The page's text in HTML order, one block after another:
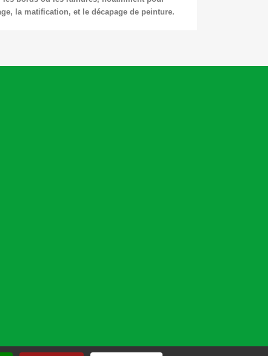
la matification, et le décapage de peinture.